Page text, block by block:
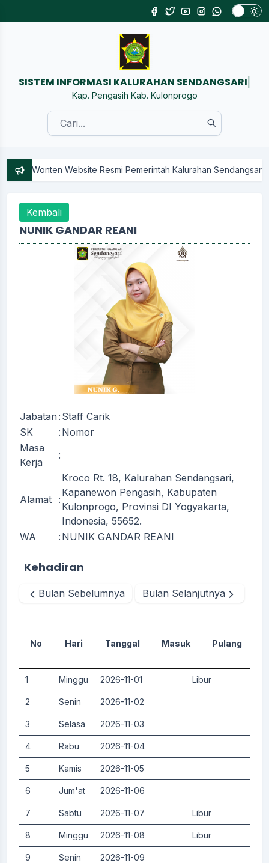
SISTEM INFORMASI KALURAHAN SEND|
Kap. Pengasih Kab. Kulonprogo
Wonten Website Resmi Pemerintah Kalurahan Sendangsari
Kembali
NUNIK GANDAR REANI
Jabatan : Staff Carik
SK
: Nomor
Masa
Kerja
:
Alamat :
Kroco Rt. 18, Kalurahan Sendangsari,
Kapanewon Pengasih, Kabupaten
Kulonprogo, Provinsi DI Yogyakarta,
Indonesia, 55652.
WA
: NUNIK GANDAR REANI
Kehadiran
Bulan Sebelumnya Bulan Selanjutnya
No Hari Tanggal Masuk
Pulang
1 Minggu 2026-11-01 Libur
2 Senin 2026-11-02
3 Selasa 2026-11-03
4 Rabu 2026-11-04
5 Kamis 2026-11-05
6 Jum'at 2026-11-06
7 Sabtu 2026-11-07 Libur
8 Minggu 2026-11-08 Libur
9 Senin 2026-11-09